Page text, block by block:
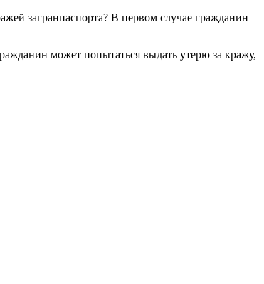
загранпаспорта? В первом случае гражданин
может попытаться выдать утерю за кражу,